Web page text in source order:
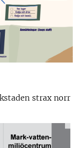
strax norr